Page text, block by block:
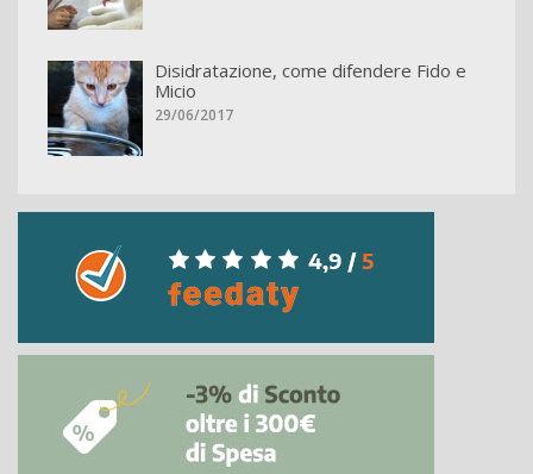
Disidratazione, come difendere Fido e
Micio
29/06/2017